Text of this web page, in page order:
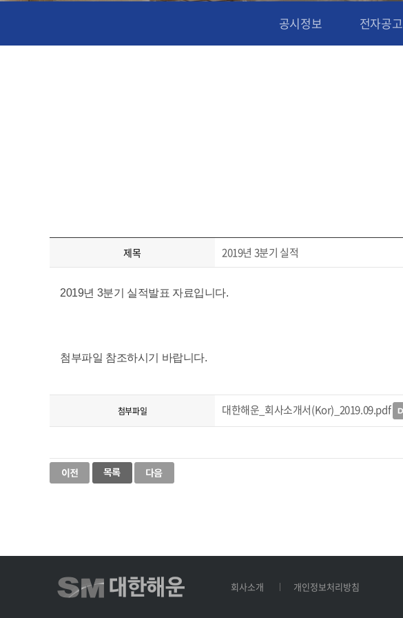
공시정보 전자공고
제목 2019년 3분기 실적
2019년 3분기 실적발표 자료입니다.
첨부파일 참조하시기 바랍니다.
첨부파일 대한해운_회사소개서(Kor)_2019.09.pdf
회사소개 개인정보처리방침